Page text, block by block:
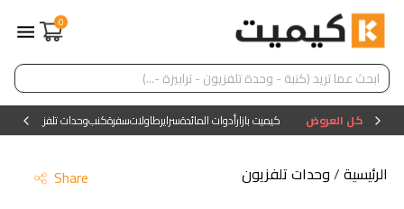
0
كل العروض كيميت بازارأدوات المائدةسرايرطاولاتسفرةكنبوحدات تلفزيون
الرئيسية/وحدات تلفزيون Share